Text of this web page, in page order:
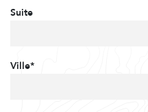
Suite
Ville*